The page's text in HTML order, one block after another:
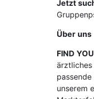
Jetzt
Über uns
FIND
ärztliches
unserem